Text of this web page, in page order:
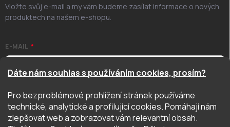
Dáte nám souhlas s používáním cookies, prosím?
Pro bezproblémové prohlížení stránek používáme
technické, analytické a profilující cookies. Pomáhají nám
zlepšovat web a zobrazovat vám relevantní obsah.
Vložte svůj e-mail a my vám budeme zasílat informace o nových
produktech na našem e-shopu.
E-MAIL
Odesláním potvrzuji, že jsem se seznámil/a se zásadami
ochrany osobních údajů. Úplné znění naleznetezde
PŘIHLÁSIT SE